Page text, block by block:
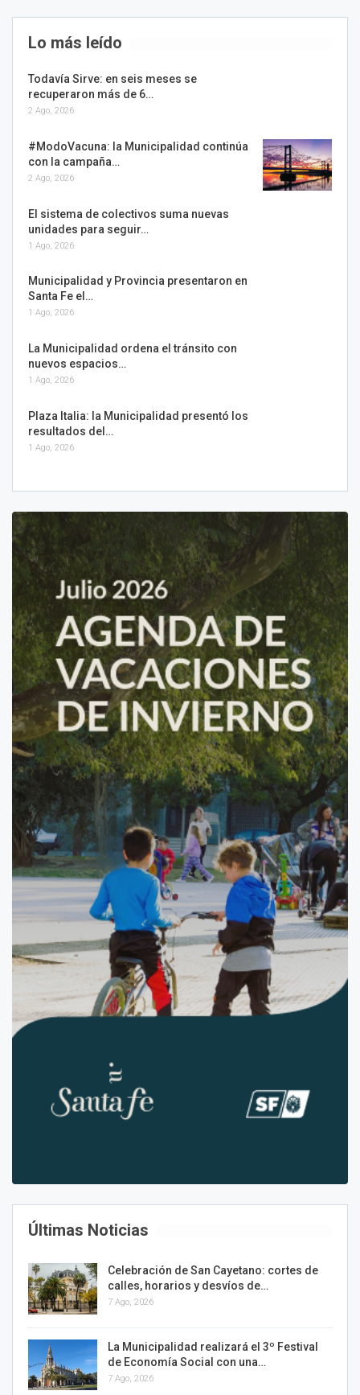
Lo más leído
Todavía Sirve: en seis meses se
recuperaron más de 6…
2 Ago, 2026
#ModoVacuna: la Municipalidad continúa
con la campaña…
2 Ago, 2026
El sistema de colectivos suma nuevas
unidades para seguir…
1 Ago, 2026
Municipalidad y Provincia presentaron en
Santa Fe el…
1 Ago, 2026
La Municipalidad ordena el tránsito con
nuevos espacios…
1 Ago, 2026
Plaza Italia: la Municipalidad presentó los
resultados del…
1 Ago, 2026
Últimas Noticias
Celebración de San Cayetano: cortes de
calles, horarios y desvíos de…
7 Ago, 2026
La Municipalidad realizará el 3º Festival
de Economía Social con una…
7 Ago, 2026